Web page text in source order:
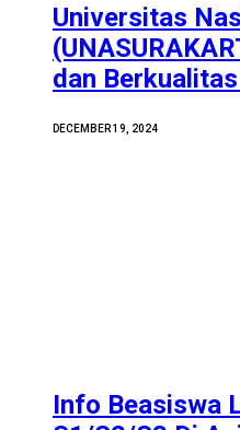
Universitas
dan
DECEMBER 19, 2024
Info Beasiswa